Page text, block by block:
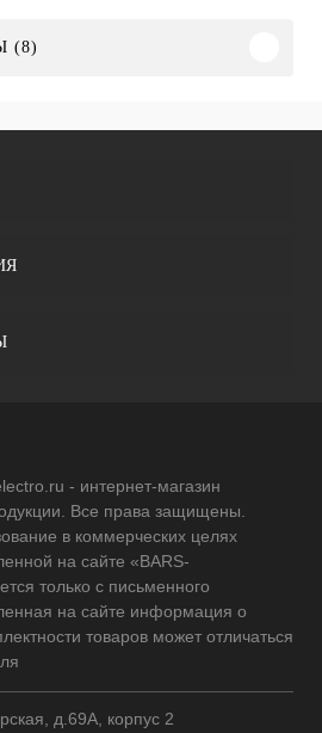
(8)
- интернет-магазин
Все права защищены.
в коммерческих целях
на сайте «BARS-
только с письменного
на сайте информация о
товаров может отличаться
д.69А, корпус 2